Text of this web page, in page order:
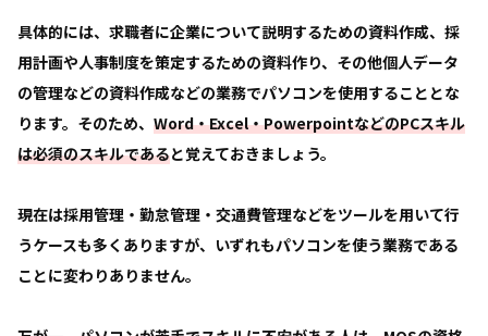
具体的には、求職者に企業について説明するための資料作成、採
用計画や人事制度を策定するための資料作り、その他個人データ
の管理などの資料作成などの業務でパソコンを使用することとな
ります。そのため、 Word・Excel・PowerpointなどのPCスキル
は必須のスキルであると覚えておきましょう。
現在は採用管理・勤怠管理・交通費管理などをツールを用いて行
うケースも多くありますが、いずれもパソコンを使う業務である
ことに変わりありません。